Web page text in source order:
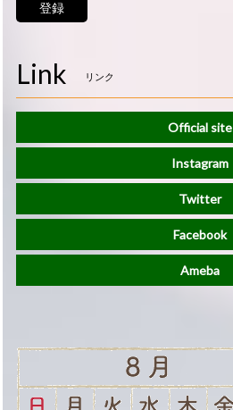
登録
Link リンク
Official site
Instagram
Twitter
Facebook
Ameba